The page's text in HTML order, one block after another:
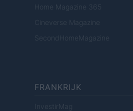
Home Magazine 365
Cineverse Magazine
SecondHomeMagazine
FRANKRIJK
InvestirMag